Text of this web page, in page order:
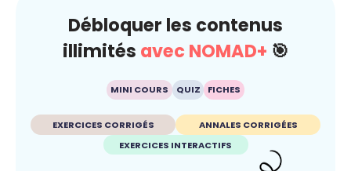
Débloquer les contenus
illimités avec NOMAD+ 🎯
MINI COURS QUIZ FICHES
EXERCICES CORRIGÉS
ANNALES CORRIGÉES
EXERCICES INTERACTIFS